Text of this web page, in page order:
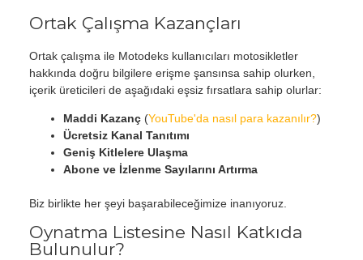
Ortak Çalışma Kazançları
Ortak çalışma ile Motodeks kullanıcıları motosikletler
hakkında doğru bilgilere erişme şansınsa sahip olurken,
içerik üreticileri de aşağıdaki eşsiz fırsatlara sahip olurlar:
Maddi Kazanç(YouTube'da nasıl para kazanılır?)
Ücretsiz Kanal Tanıtımı
Geniş Kitlelere Ulaşma
Abone ve İzlenme Sayılarını Artırma
Biz birlikte her şeyi başarabileceğimize inanıyoruz.
Oynatma Listesine Nasıl Katkıda
Bulunulur?